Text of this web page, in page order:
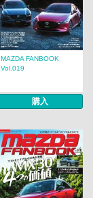
MAZDA FANBOOK
Vol.019
購入